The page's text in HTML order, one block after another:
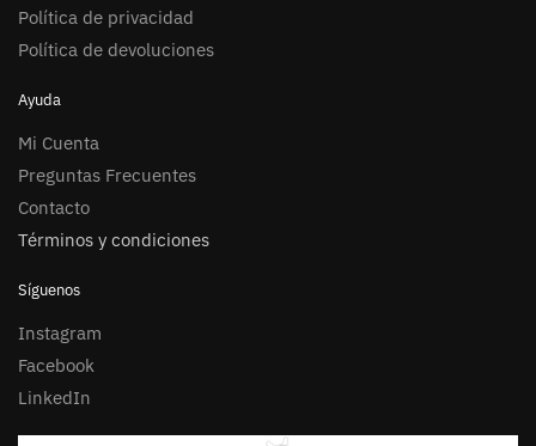
Política de privacidad
Política de devoluciones
Ayuda
Mi Cuenta
Preguntas Frecuentes
Contacto
Términos y condiciones
Síguenos
Instagram
Facebook
LinkedIn